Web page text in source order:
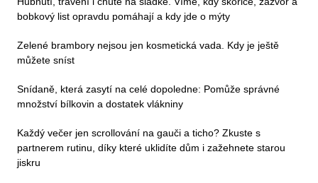
bobkový list opravdu pomáhají a kdy jde o mýty
Zelené brambory nejsou jen kosmetická vada. Kdy je ještě
můžete sníst
Snídaně, která zasytí na celé dopoledne: Pomůže správné
množství bílkovin a dostatek vlákniny
Každý večer jen scrollování na gauči a ticho? Zkuste s
partnerem rutinu, díky které uklidíte dům i zažehnete starou
jiskru